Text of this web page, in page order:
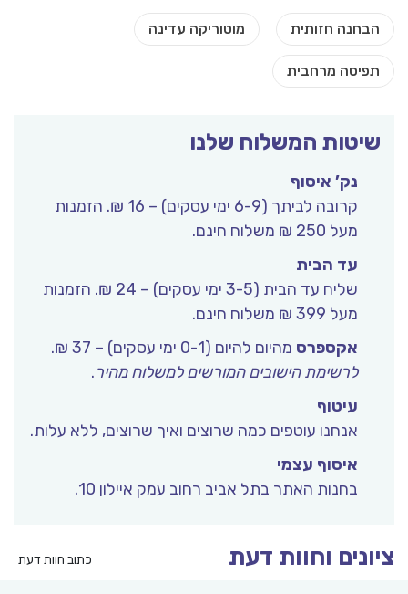
שיטות המשלוח שלנו
נק’ איסוף
קרובה לביתך (6-9 ימי עסקים) – 16 ₪. הזמנות
מעל 250 ₪ משלוח חינם.
עד הבית
שליח עד הבית (3-5 ימי עסקים) – 24 ₪. הזמנות
מעל 399 ₪ משלוח חינם.
אקספרס מהיום להיום (0-1 ימי עסקים) – 37 ₪.
לרשימת הישובים המורשים למשלוח מהיר.
עיטוף
אנחנו עוטפים כמה שרוצים ואיך שרוצים, ללא עלות.
איסוף עצמי
בחנות האתר בתל אביב רחוב עמק איילון 10.
ציונים וחוות דעת כתוב חוות דעת